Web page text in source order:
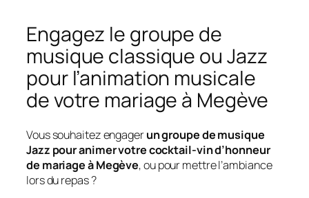
Engagez le groupe de
musique classique ou Jazz
pour l’animation musicale
de votre mariage à Megève
Vous souhaitez engagerun groupe de musique
Jazz pour animer votre cocktail-vin d’honneur
de mariage à Megève, ou pour mettre l’ambiance
lors du repas ?